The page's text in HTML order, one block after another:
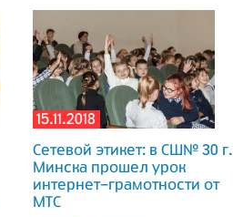
15.11.2018
Сетевой этикет: в СШ№ 30 г.
Минска прошел урок
интернет-грамотности от
МТС